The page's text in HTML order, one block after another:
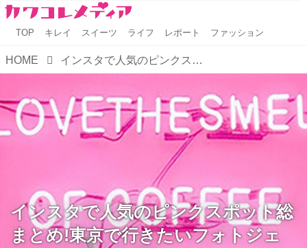
TOP キレイ スイーツ ライフ レポート ファッション
HOME インスタで人気のピンクスポット総まとめ!東京で行きたいフォトジェニックな場所19選
インスタで人気のピンクスポット総
まとめ!東京で行きたいフォトジェ